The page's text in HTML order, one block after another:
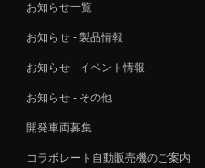
お知らせ一覧
お知らせ - 製品情報
お知らせ - イベント情報
お知らせ - その他
開発車両募集
コラボレート自動販売機のご案内